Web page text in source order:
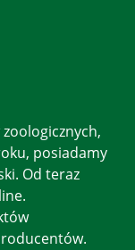
posiadamy
Od teraz